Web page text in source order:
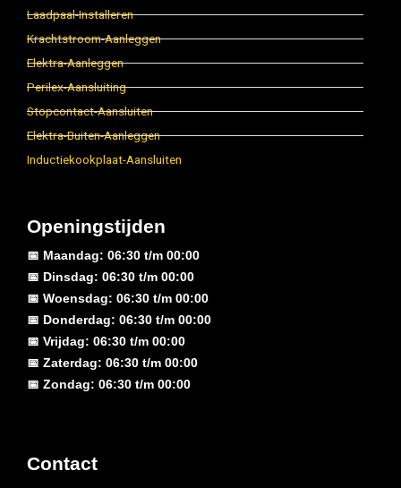
Laadpaal-Installeren
Krachtstroom-Aanleggen
Elektra-Aanleggen
Perilex-Aansluiting
Stopcontact-Aansluiten
Elektra-Buiten-Aanleggen
Inductiekookplaat-Aansluiten
Openingstijden
📅 Maandag: 06:30 t/m 00:00
📅 Dinsdag: 06:30 t/m 00:00
📅 Woensdag: 06:30 t/m 00:00
📅 Donderdag: 06:30 t/m 00:00
📅 Vrijdag: 06:30 t/m 00:00
📅 Zaterdag: 06:30 t/m 00:00
📅 Zondag: 06:30 t/m 00:00
Contact